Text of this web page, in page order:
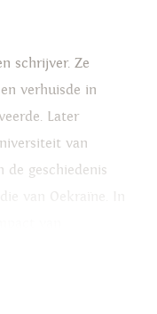
schrijver. Ze
verhuisde in
Later
van
de geschiedenis
verlies.